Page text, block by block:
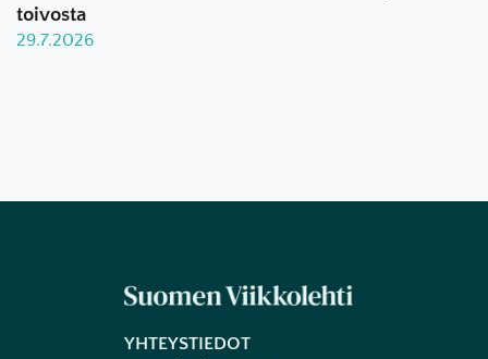
toivosta
29.7.2026
YHTEYSTIEDOT